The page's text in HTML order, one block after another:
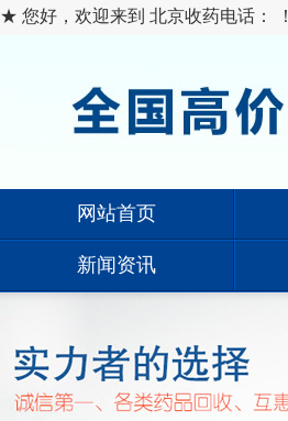
★ 您好，欢迎来到 北京收药电话： ！
网站首页
新闻资讯